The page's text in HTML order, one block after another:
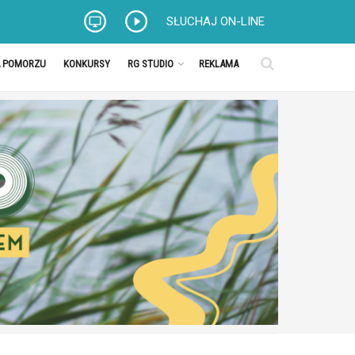
SŁUCHAJ ON-LINE
KONKURSY RG STUDIO REKLAMA